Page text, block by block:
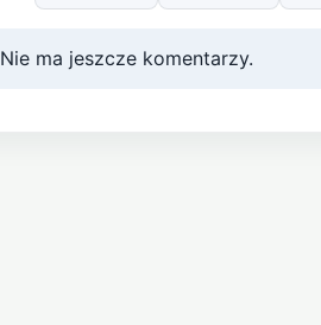
Nie ma jeszcze komentarzy.